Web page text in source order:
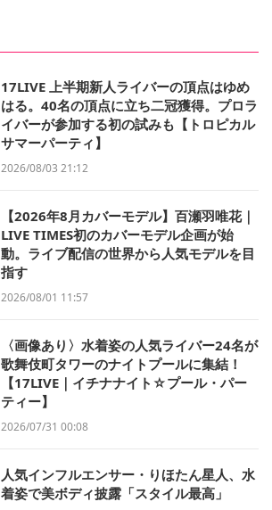
17LIVE 上半期新人ライバーの頂点はゆめ
はる。40名の頂点に立ち二冠獲得。プロラ
イバーが参加する初の試みも【トロピカル
サマーパーティ】
2026/08/03 21:12
【2026年8月カバーモデル】百瀬羽唯花｜
LIVE TIMES初のカバーモデル企画が始
動。ライブ配信の世界から人気モデルを目
指す
2026/08/01 11:57
〈画像あり〉水着姿の人気ライバー24名が
歌舞伎町タワーのナイトプールに集結！
【17LIVE｜イチナナイト☆プール・パー
ティー】
2026/07/31 00:08
人気インフルエンサー・りほたん星人、水
着姿で美ボディ披露「スタイル最高」